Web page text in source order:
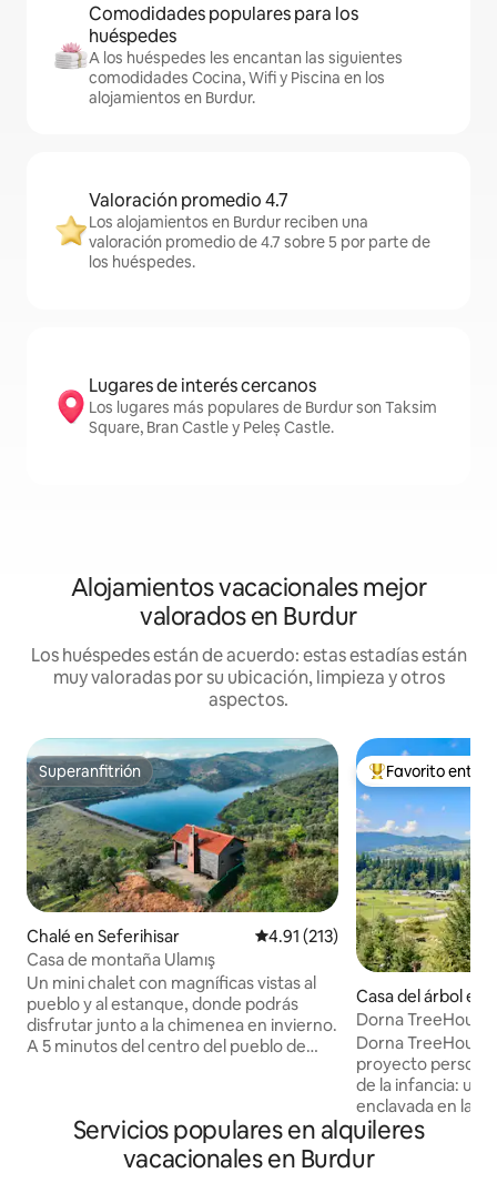
Comodidades populares para los
huéspedes
A los huéspedes les encantan las siguientes
comodidades Cocina, Wifi y Piscina en los
alojamientos en Burdur.
Valoración promedio 4.7
Los alojamientos en Burdur reciben una
valoración promedio de 4.7 sobre 5 por parte de
los huéspedes.
Lugares de interés cercanos
Los lugares más populares de Burdur son Taksim
Square, Bran Castle y Peleș Castle.
Alojamientos vacacionales mejor
valorados en Burdur
Los huéspedes están de acuerdo: estas estadías están
muy valoradas por su ubicación, limpieza y otros
aspectos.
Superanfitrión
Superanfitrión
Chalé en Seferihisar Calificación promedio: 4.91 de
4.91 (213)
Casa de montaña Ulamış
Un mini chalet con magníficas vistas al
pueblo y al estanque, donde podrás
disfrutar junto a la chimenea en invierno.
A 5 minutos del centro del pueblo de
Sığacık, Akarca (lugares como la playa
costera, la playa de mali, la playa de la
batería). Puedes degustar el famoso pan
Favorito entre
Favorito entre
Casa del árbol en
Dorna
compañero de
Dorna
proyecto
de la infancia: una
enclavada en la
puedes escapar
abrazar
tranquilidad. Refinado con el tiempo,
Servicios populares en alquileres
vacacionales en Burdur